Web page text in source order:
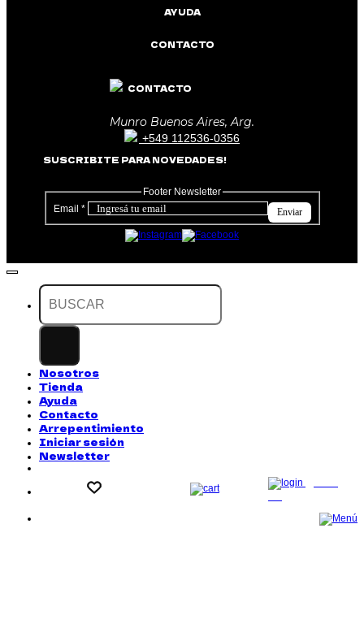
AYUDA
CONTACTO
CONTACTO
Munro Buenos Aires, Arg.
+549 112536-0356
SUSCRIBITE PARA NOVEDADES!
Footer Newsletter
Email * Enviar
Buscar
por:
Nosotros
Tienda
Ayuda
Contacto
Arrepentimiento
Iniciar sesión
Newsletter